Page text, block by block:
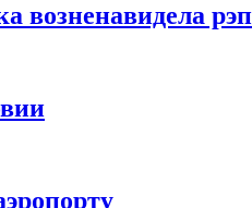
возненавидела